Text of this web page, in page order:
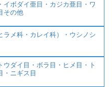
イボダイ亜目・カジカ亜目・ワ
その他
ラメ科・カレイ科）・ウシノシ
ウダイ目・ボラ目・ヒメ目・ト
・ニギス目